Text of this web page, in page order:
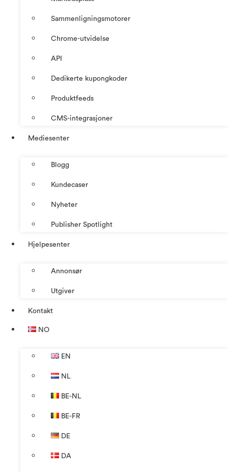
Sammenligningsmotorer
Chrome-utvidelse
API
Dedikerte kupongkoder
Produktfeeds
CMS-integrasjoner
Mediesenter
Blogg
Kundecaser
Nyheter
Publisher Spotlight
Hjelpesenter
Annonsør
Utgiver
Kontakt
NO
EN
NL
BE-NL
BE-FR
DE
DA